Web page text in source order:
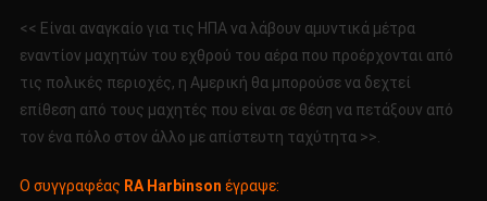
<< Είναι αναγκαίο για τις ΗΠΑ να λάβουν αμυντικά μέτρα
εναντίον μαχητών του εχθρού του αέρα που προέρχονται από
τις πολικές περιοχές, η Αμερική θα μπορούσε να δεχτεί
επίθεση από τους μαχητές που είναι σε θέση να πετάξουν από
τον ένα πόλο στον άλλο με απίστευτη ταχύτητα >>.
Ο συγγραφέας RA Harbinson έγραψε: